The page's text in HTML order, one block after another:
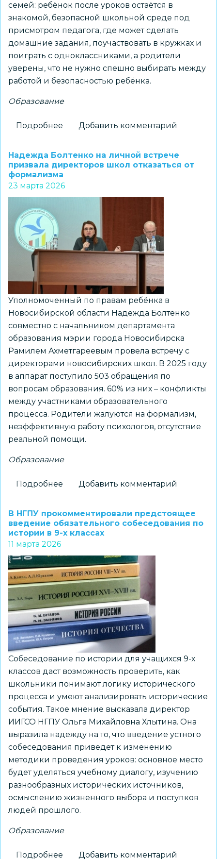
семей: ребёнок после уроков остаётся в
знакомой, безопасной школьной среде под
присмотром педагога, где может сделать
домашние задания, поучаствовать в кружках и
поиграть с одноклассниками, а родители
уверены, что не нужно спешно выбирать между
работой и безопасностью ребёнка.
Образование
Подробнее
рассказал,
пребывание
полезно
для
детей
Добавить комментарий
Надежда Болтенко на личной встрече
призвала директоров школ отказаться от
формализма
23 марта 2026
Уполномоченный по правам ребёнка в
Новосибирской области Надежда Болтенко
совместно с начальником департамента
образования мэрии города Новосибирска
Рамилем Ахметгареевым провела встречу с
директорами новосибирских школ. В 2025 году
в аппарат поступило 503 обращения по
вопросам образования. 60% из них – конфликты
между участниками образовательного
процесса. Родители жалуются на формализм,
неэффективную работу психологов, отсутствие
реальной помощи.
Образование
Подробнее
на
личной
призвала
директоров
школ
отказаться
от
формализма
Добавить комментарий
В НГПУ прокомментировали предстоящее
введение обязательного собеседования по
истории в 9-х классах
11 марта 2026
Собеседование по истории для учащихся 9-х
классов даст возможность проверить, как
школьники понимают логику исторического
процесса и умеют анализировать исторические
события. Такое мнение высказала директор
ИИГСО НГПУ Ольга Михайловна Хлытина. Она
выразила надежду на то, что введение устного
собеседования приведет к изменению
методики проведения уроков: основное место
будет уделяться учебному диалогу, изучению
разнообразных исторических источников,
осмыслению жизненного выбора и поступков
людей прошлого.
Образование
Подробнее Добавить комментарий